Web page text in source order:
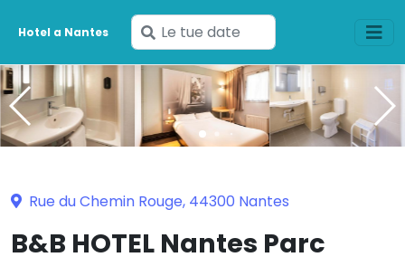
Hotel a Nantes
Inserisci
le
tue
date
Rue du Chemin Rouge, 44300 Nantes
B&B HOTEL Nantes Parc